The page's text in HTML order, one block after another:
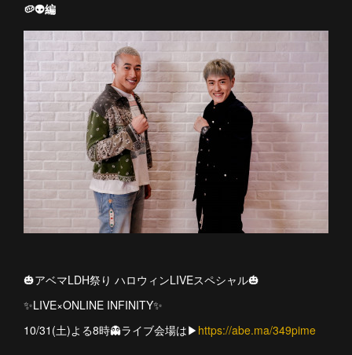
🥔👽編
🎃アベマLDH祭り ハロウィンLIVEスペシャル🎃
✨LIVE×ONLINE INFINITY✨
10/31(土)よる8時👻ライブ会場は▶︎ https://abe.ma/349pime